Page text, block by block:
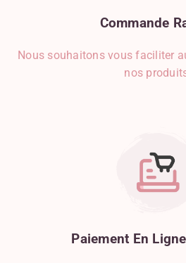
Commande
Nous souhaitons vous faciliter
nos
Paiement En Ligne